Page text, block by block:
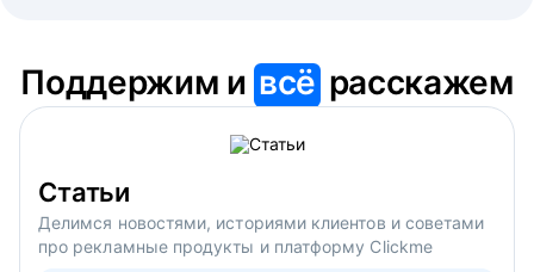
Поддержим ивсё расскажем
Статьи
Делимся новостями, историями клиентов и советами
про рекламные продукты и платформу Clickme